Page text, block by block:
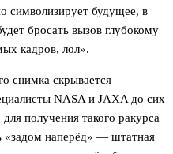
символизирует будущее, в
бросать вызов глубокому
кадров, лол».
снимка скрывается
NASA и JAXA до сих
получения такого ракурса
«задом наперёд» — штатная